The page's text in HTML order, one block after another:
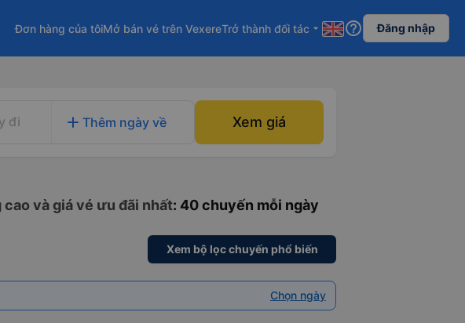
Đơn hàng của tôiMở bán vé trên VexereTrở thành đối tác arrow_drop_down help_outline Đăng nhập
đi add Thêm ngày về Xem giá
và giá vé ưu đãi nhất: 40 chuyến mỗi ngày
Xem bộ lọc chuyến phổ biến
Chọn ngày